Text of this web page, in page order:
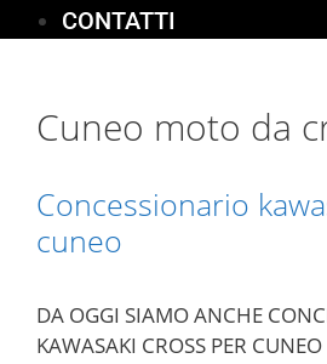
CONTATTI
Cuneo moto da
Concessionario
cuneo
DA OGGI SIAMO ANCHE
KAWASAKI CROSS PER